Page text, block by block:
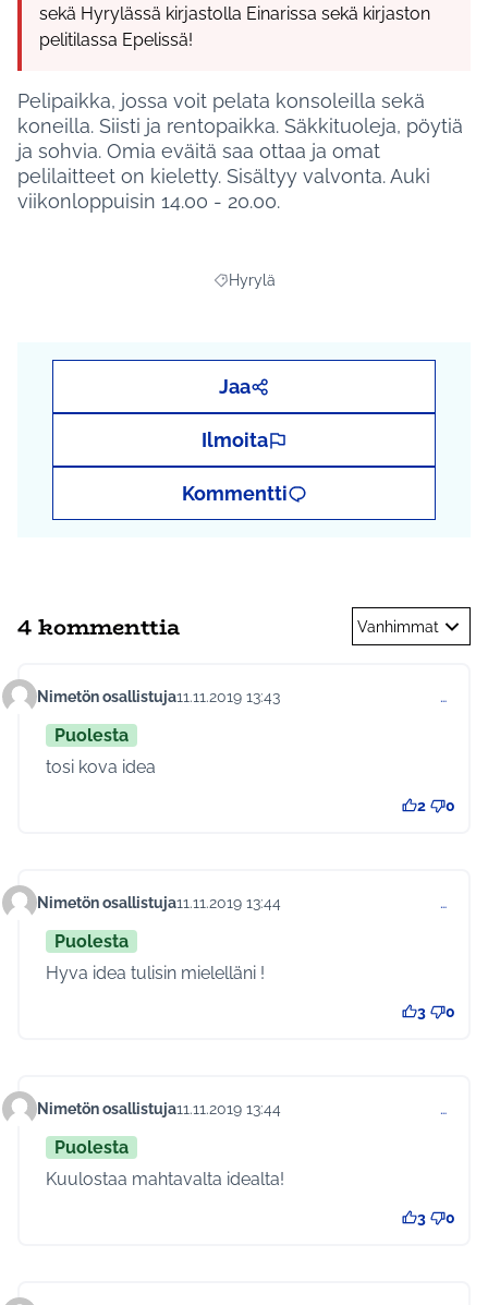
sekä Hyrylässä kirjastolla Einarissa sekä kirjaston
pelitilassa Epelissä!
Pelipaikka, jossa voit pelata konsoleilla sekä
koneilla. Siisti ja rentopaikka. Säkkituoleja, pöytiä
ja sohvia. Omia eväitä saa ottaa ja omat
pelilaitteet on kieletty. Sisältyy valvonta. Auki
viikonloppuisin 14.00 - 20.00.
Rajaa tulokset aihepiirin mukaan:
Hyrylä
Jaa
Ilmoita
Kommentti
4 kommenttia Vanhimmat
Kommentti 175
Nimetön osallistuja11.11.2019 13:43 …
Puolesta
tosi kova idea
2 0
Kommentti 177
Nimetön osallistuja11.11.2019 13:44 …
Puolesta
Hyva idea tulisin mielelläni !
3 0
Kommentti 180
Nimetön osallistuja11.11.2019 13:44 …
Puolesta
Kuulostaa mahtavalta idealta!
3 0